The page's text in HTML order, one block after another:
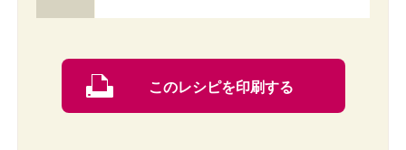
このレシピを印刷する